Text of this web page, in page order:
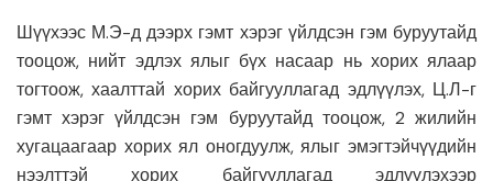
Шүүхээс М.Э-д дээрх гэмт хэрэг үйлдсэн гэм буруутайд
тооцож, нийт эдлэх ялыг бүх насаар нь хорих ялаар
тогтоож, хаалттай хорих байгууллагад эдлүүлэх, Ц.Л-г
гэмт хэрэг үйлдсэн гэм буруутайд тооцож, 2 жилийн
хугацаагаар хорих ял оногдуулж, ялыг эмэгтэйчүүдийн
нээлттэй хорих байгууллагад эдлүүлэхээр